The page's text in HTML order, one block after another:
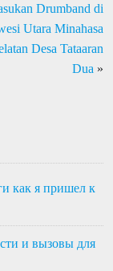
Drumband di
Utara Minahasa
Desa Tataaran
Dua »
как я пришел к
и вызовы для